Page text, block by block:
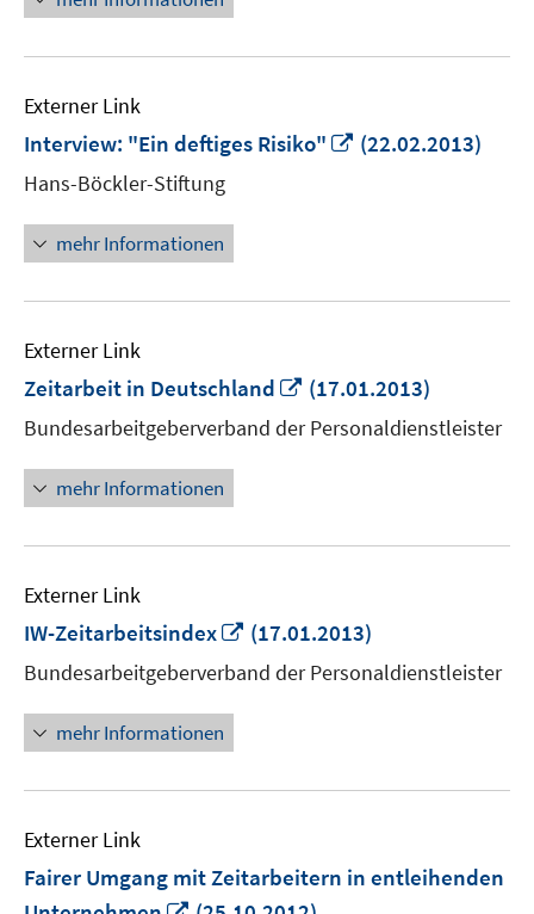
Externer Link
Interview: "Ein deftiges Risiko"
In
(22.02.2013)
Hans-Böckler-Stiftung
mehr Informationen
Externer Link
Zeitarbeit in Deutschland
In
Fenster
(17.01.2013)
Bundesarbeitgeberverband der Personaldienstleister
mehr Informationen
Externer Link
IW-Zeitarbeitsindex
In
neuem
Fenster
(17.01.2013)
Bundesarbeitgeberverband der Personaldienstleister
mehr Informationen
Externer Link
Fairer Umgang mit Zeitarbeitern in entleihenden
In